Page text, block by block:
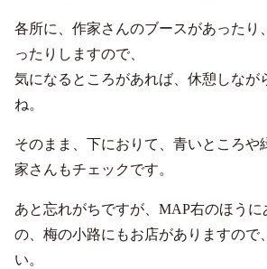
各所に、作家さんのブースがあったり
ったりしますので、
気になるところがあれば、休憩しなが
ね。
そのまま、下におりて、青いところや
家さんもチェックです。
あと忘れがちですが、MAP右のほう
の、梅の小路にもお店がありますので
い。